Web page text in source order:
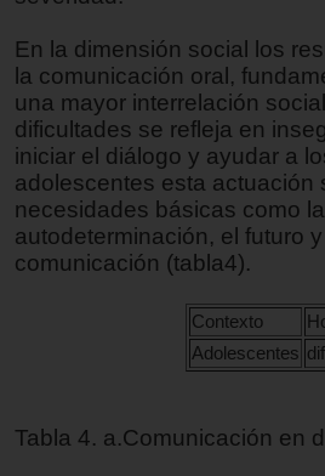
En la dimensión social los
la comunicación oral,
una mayor interrelación
dificultades se refleja en
iniciar el diálogo y ayudar a
adolescentes esta actuación
necesidades básicas como
autodeterminación, el futuro
comunicación (tabla4).
Contexto
Adolescentes
Tabla 4. a.Comunicación en